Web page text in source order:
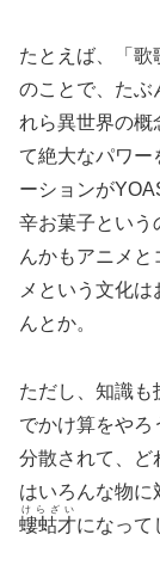
たとえば、「歌
のことで、たぶ
れら異世界の概
て絶大なパワー
ーションが
辛お菓子という
んかもアニメ
メという文化
んとか。
ただし、知識も
でかけ算をやろ
分散されて、ど
はいろんな物に
螻蛄才
けらざい
になって